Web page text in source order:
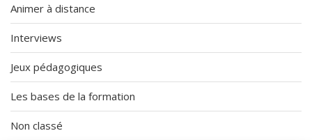
Animer à distance
Interviews
Jeux pédagogiques
Les bases de la formation
Non classé